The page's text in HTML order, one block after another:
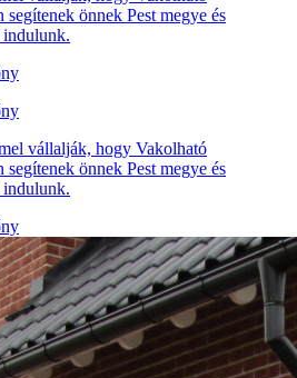
segítenek önnek Pest megye és
vállalják, hogy Vakolható
segítenek önnek Pest megye és